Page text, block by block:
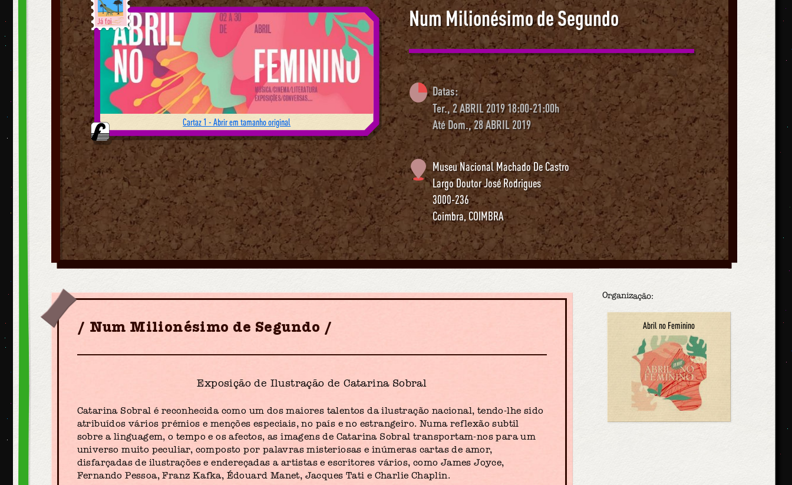
Num Milionésimo de Segundo
Datas:
Ter., 2 ABRIL 2019 18:00-21:00h
Até Dom., 28 ABRIL 2019
Museu Nacional Machado De Castro
Largo Doutor José Rodrigues
3000-236
Coimbra, COIMBRA
Já foi
Cartaz 1 - Abrir em tamanho original
Num Milionésimo de Segundo
Exposição de Ilustração de Catarina Sobral
Catarina Sobral é reconhecida como um dos maiores talentos da ilustração nacional, tendo-lhe sido
atribuídos vários prémios e menções especiais, no país e no estrangeiro. Numa reflexão subtil
sobre a linguagem, o tempo e os afectos, as imagens de Catarina Sobral transportam-nos para um
universo muito peculiar, composto por palavras misteriosas e inúmeras cartas de amor,
disfarçadas de ilustrações e endereçadas a artistas e escritores vários, como James Joyce,
Fernando Pessoa, Franz Kafka, Édouard Manet, Jacques Tati e Charlie Chaplin.
Organização:
Abril no Feminino